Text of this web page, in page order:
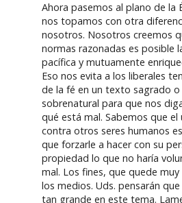
Ahora pasemos al plano de la
nos topamos con otra
nosotros. Nosotros creemos
normas razonadas es posible
pacífica y mutuamente
Eso nos evita a los liberales
de la fé en un texto sagrado o
sobrenatural para que nos
qué está mal. Sabemos que el
contra otros seres humanos
que forzarle a hacer con su
propiedad lo que no haría
mal. Los fines, que quede
los medios. Uds. pensarán
tan grande en este tema.